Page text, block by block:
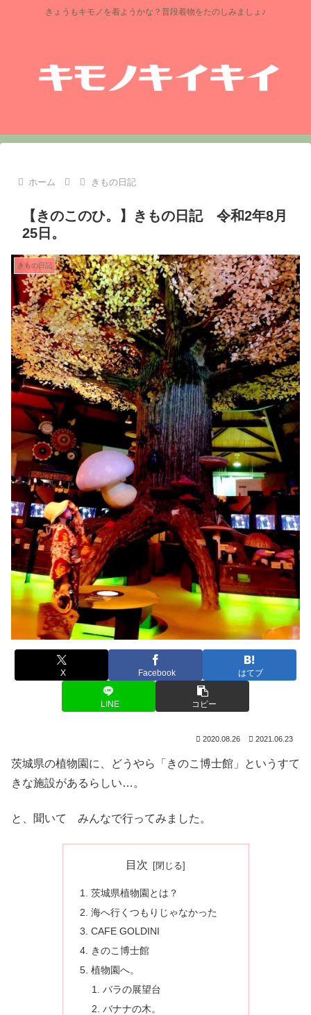
きょうもキモノを着ようかな？普段着物をたのしみましょ♪
ホーム きもの日記
【きのこのひ。】きもの日記 令和2年8月
25日。
きもの日記
X Facebook はてブ
LINE コピー
2020.08.26 2021.06.23
茨城県の植物園に、どうやら「きのこ博士館」というすて
きな施設があるらしい…。
と、聞いて みんなで行ってみました。
目次
茨城県植物園とは？
海へ行くつもりじゃなかった
CAFE GOLDINI
きのこ博士館
植物園へ。
バラの展望台
バナナの木。